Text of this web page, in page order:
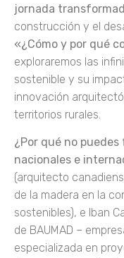
jornada
construcción y el
«¿Cómo y por qué
exploraremos las
sostenible y su
innovación
territorios rurales.
¿Por qué no
nacionales e
(arquitecto
de la madera en la
sostenibles), e Iban
de BAUMAD –
especializada en